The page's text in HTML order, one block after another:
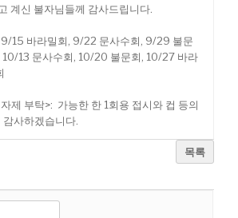
계신 불자님들께 감사드립니다.
15 바라밀회, 9/22 문사수회, 9/29 불문
13 문사수회, 10/20 불문회, 10/27 바라
제 부탁>: 가능한 한 1회용 접시와 컵 등의
사하겠습니다.
목록